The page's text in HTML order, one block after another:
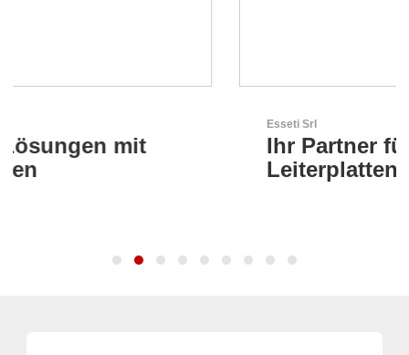
Ihr Partner für High-Tech-